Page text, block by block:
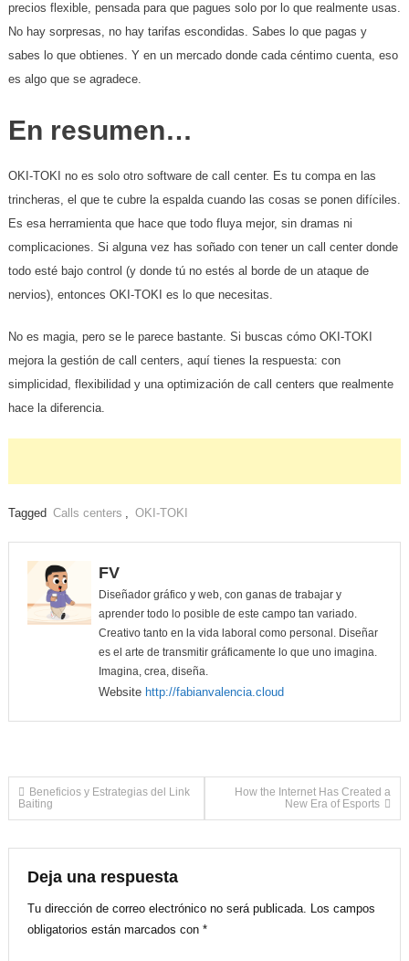
precios flexible, pensada para que pagues solo por lo que realmente usas.
No hay sorpresas, no hay tarifas escondidas. Sabes lo que pagas y
sabes lo que obtienes. Y en un mercado donde cada céntimo cuenta, eso
es algo que se agradece.
En resumen…
OKI-TOKI no es solo otro software de call center. Es tu compa en las
trincheras, el que te cubre la espalda cuando las cosas se ponen difíciles.
Es esa herramienta que hace que todo fluya mejor, sin dramas ni
complicaciones. Si alguna vez has soñado con tener un call center donde
todo esté bajo control (y donde tú no estés al borde de un ataque de
nervios), entonces OKI-TOKI es lo que necesitas.
No es magia, pero se le parece bastante. Si buscas cómo OKI-TOKI
mejora la gestión de call centers, aquí tienes la respuesta: con
simplicidad, flexibilidad y una optimización de call centers que realmente
hace la diferencia.
Tagged Calls centers , OKI-TOKI
FV
Diseñador gráfico y web, con ganas de trabajar y
aprender todo lo posible de este campo tan variado.
Creativo tanto en la vida laboral como personal. Diseñar
es el arte de transmitir gráficamente lo que uno imagina.
Imagina, crea, diseña.
Website http://fabianvalencia.cloud
Navegación
entradas
Beneficios y Estrategias del Link
Baiting
How the Internet Has Created a
New Era of Esports
Deja una respuesta
Tu dirección de correo electrónico no será publicada. Los campos
obligatorios están marcados con *